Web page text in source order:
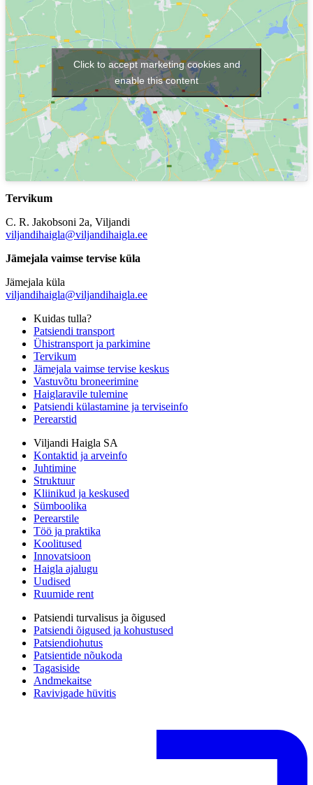
Click to accept marketing cookies and
enable this content
Tervikum
C. R. Jakobsoni 2a, Viljandi
viljandihaigla@viljandihaigla.ee
Jämejala vaimse tervise küla
Jämejala küla
viljandihaigla@viljandihaigla.ee
Kuidas tulla?
Patsiendi transport
Ühistransport ja parkimine
Tervikum
Jämejala vaimse tervise keskus
Vastuvõtu broneerimine
Haiglaravile tulemine
Patsiendi külastamine ja terviseinfo
Perearstid
Viljandi Haigla SA
Kontaktid ja arveinfo
Juhtimine
Struktuur
Kliinikud ja keskused
Sümboolika
Perearstile
Töö ja praktika
Koolitused
Innovatsioon
Haigla ajalugu
Uudised
Ruumide rent
Patsiendi turvalisus ja õigused
Patsiendi õigused ja kohustused
Patsiendiohutus
Patsientide nõukoda
Tagasiside
Andmekaitse
Ravivigade hüvitis